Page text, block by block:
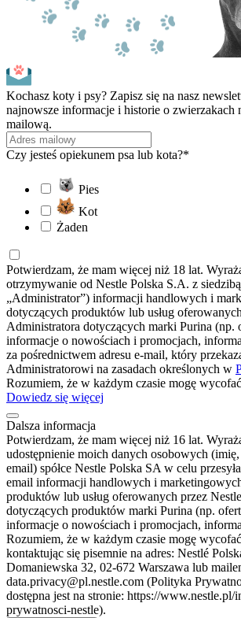
Kochasz koty i psy? Zapisz się na nasz
najnowsze informacje i historie o zwierzakach
mailową.
Czy jesteś opiekunem psa lub kota?*
Pies
Kot
Żaden
Potwierdzam, że mam więcej niż 18 lat.
otrzymywanie od Nestle Polska S.A. z
„Administrator”) informacji handlowych i
dotyczących produktów lub usług
Administratora dotyczących marki Purina (np.
informacje o nowościach i promocjach,
za pośrednictwem adresu e-mail, który
Administratorowi na zasadach określonych w
Rozumiem, że w każdym czasie mogę
Dowiedz się więcej
Dalsza informacja
Potwierdzam, że mam więcej niż 16 lat.
udostępnienie moich danych osobowych
email) spółce Nestle Polska SA w celu
email informacji handlowych i
produktów lub usług oferowanych przez
dotyczących produktów marki Purina (np.
informacje o nowościach i promocjach,
Rozumiem, że w każdym czasie mogę
kontaktując się pisemnie na adres: Nestlé
Domaniewska 32, 02-672 Warszawa lub
data.privacy@pl.nestle.com (Polityka
dostępna jest na stronie: https://
prywatnosci-nestle).